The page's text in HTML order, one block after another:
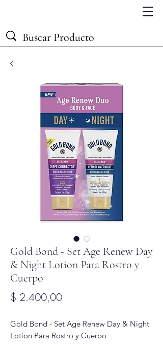
Gold Bond - Set Age Renew Day
& Night Lotion Para Rostro y
Cuerpo
$ 2.400,00Precio
Gold Bond - Set Age Renew Day & Night
Lotion Para Rostro y Cuerpo